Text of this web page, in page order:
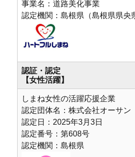
事業名：道路美化事業
認定機関：島根県（島根県県央
認証・認定
【女性活躍】
しまね女性の活躍応援企業
認定団体名：株式会社オーサン
認定日：2025年3月3日
認定番号：第608号
認定機関：島根県